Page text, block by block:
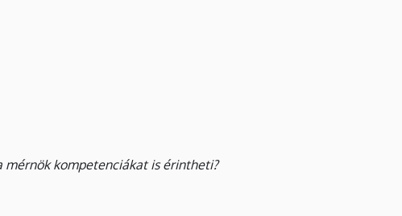
mérnök kompetenciákat is érintheti?